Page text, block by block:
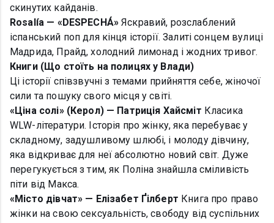
скинутих кайданів.
Rosalía — «DESPECHÁ» Яскравий, розслаблений
іспанський поп для кінця історії. Залиті сонцем вулиці
Мадрида, Прайд, холодний лимонад і жодних тривог.
Книги (Що стоїть на полицях у Влади)
Ці історії співзвучні з темами прийняття себе, жіночої
сили та пошуку свого місця у світі.
«Ціна солі» (Керол) — Патриція Хайсміт Класика
WLW-літератури. Історія про жінку, яка перебуває у
складному, задушливому шлюбі, і молоду дівчину,
яка відкриває для неї абсолютно новий світ. Дуже
перегукується з тим, як Поліна знайшла сміливість
піти від Макса.
«Місто дівчат» — Елізабет Ґілберт Книга про право
жінки на свою сексуальність, свободу від суспільних